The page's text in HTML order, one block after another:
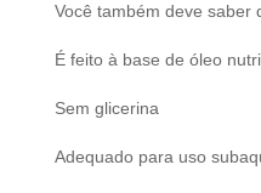
Você também deve saber
É feito à base de óleo
Sem glicerina
Adequado para uso